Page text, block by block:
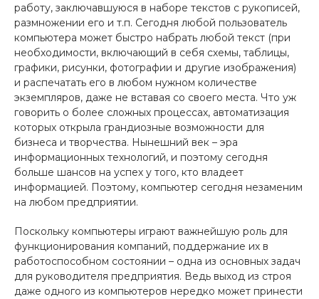
работу, заключавшуюся в наборе текстов с рукописей,
размножении его и т.п. Сегодня любой пользователь
компьютера может быстро набрать любой текст (при
необходимости, включающий в себя схемы, таблицы,
графики, рисунки, фотографии и другие изображения)
и распечатать его в любом нужном количестве
экземпляров, даже не вставая со своего места. Что уж
говорить о более сложных процессах, автоматизация
которых открыла грандиозные возможности для
бизнеса и творчества. Нынешний век – эра
информационных технологий, и поэтому сегодня
больше шансов на успех у того, кто владеет
информацией. Поэтому, компьютер сегодня незаменим
на любом предприятии.
Поскольку компьютеры играют важнейшую роль для
функционирования компаний, поддержание их в
работоспособном состоянии – одна из основных задач
для руководителя предприятия. Ведь выход из строя
даже одного из компьютеров нередко может принести